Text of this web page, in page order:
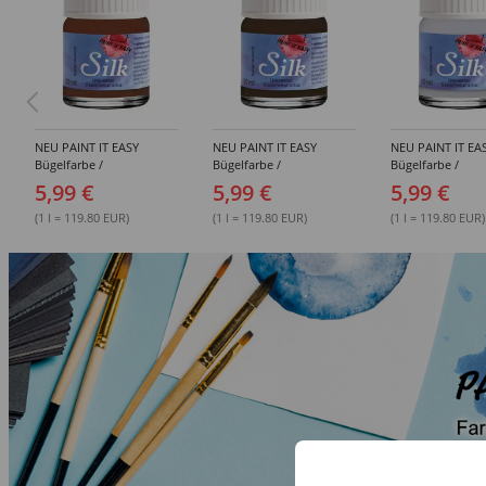
NEU PAINT IT EASY
Bügelfarbe /
Seidenmalfarbe, 50 ml,
Kastanienbraun
5,99 €
(1 l = 119.80 EUR)
NEU PAINT IT EASY
Bügelfarbe /
Seidenmalfarbe, 50 ml,
Tiefbraun
5,99 €
(1 l = 119.80 EUR)
NEU PAINT IT
Bügelfarbe /
Seidenmalfarbe,
Mischweiß
5,99 €
(1 l = 119.80 EUR)